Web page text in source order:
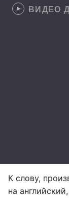
ВИДЕО
К слову,
на